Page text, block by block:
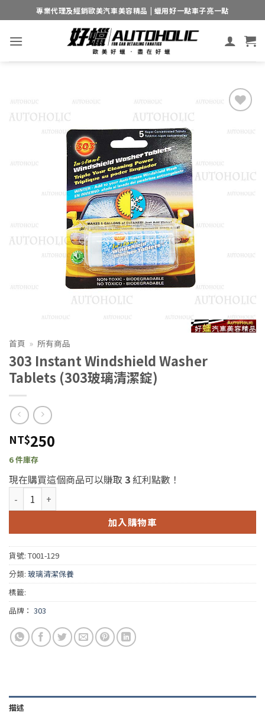
to
content
專業代理及經銷歐美汽車美容精品 | 蠟用好一點車子亮一點
wishlist
首頁 » 所有商品
303 Instant Windshield Washer
Tablets (303玻璃清潔錠)
NT$250
6 件庫存
現在購買這個商品可以賺取 3紅利點數！
303 Instant Windshield Washer Tablets (303玻璃清潔錠) 數量
加入購物車
貨號: T001-129
分類: 玻璃清潔保養
標籤:
品牌： 303
描述